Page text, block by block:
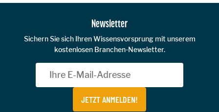
Newsletter
Sichern Sie sich Ihren Wissensvorsprung mit unserem
kostenlosen Branchen-Newsletter.
JETZT ANMELDEN!